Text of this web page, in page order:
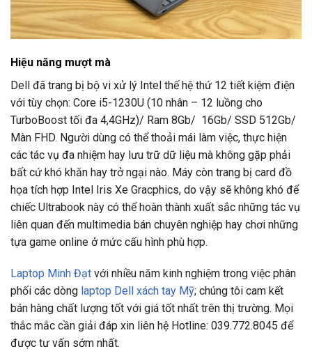
Hiệu năng mượt mà
Dell đã trang bị bộ vi xử lý Intel thế hệ thứ 12 tiết kiệm điện
với tùy chọn: Core i5-1230U (10 nhân – 12 luồng cho
TurboBoost tối đa 4,4GHz)/ Ram 8Gb/ 16Gb/ SSD 512Gb/
Màn FHD. Người dùng có thể thoải mái làm việc, thực hiện
các tác vụ đa nhiệm hay lưu trữ dữ liệu mà không gặp phải
bất cứ khó khăn hay trở ngại nào. Máy còn trang bị card đồ
họa tích hợp Intel Iris Xe Gracphics, do vậy sẽ không khó để
chiếc Ultrabook này có thể hoàn thành xuất sắc những tác vụ
liên quan đến multimedia bán chuyên nghiệp hay chơi những
tựa game online ở mức cấu hình phù hợp.
Laptop Minh Đạt với nhiều năm kinh nghiệm trong việc phân
phối các dòng laptop Dell xách tay Mỹ; chúng tôi cam kết
bán hàng chất lượng tốt với giá tốt nhất trên thị trường. Mọi
thắc mắc cần giải đáp xin liên hệ Hotline: 039.772.8045 để
được tư vấn sớm nhất.